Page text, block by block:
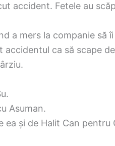
accident. Fetele au
a mers la companie să
ca să scape
Asuman.
ea și de Halit Can pentru